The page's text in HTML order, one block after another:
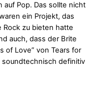
auf Pop. Das sollte nicht
ein Projekt, das
Rock zu bieten hatte
auch, dass der Brite
of Love” von Tears for
soundtechnisch definitiv